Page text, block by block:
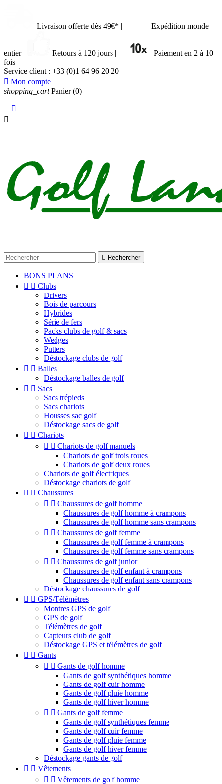
Livraison offerte dès 49€* | Expédition monde
entier | Retours à 120 jours |
Paiement en 2 à 10
fois
Service client : +33 (0)1 64 96 20 20
 Mon compte
shopping_cart Panier (0)


 Rechercher
BONS PLANS
  Clubs
Drivers
Bois de parcours
Hybrides
Série de fers
Packs clubs de golf & sacs
Wedges
Putters
Déstockage clubs de golf
  Balles
Déstockage balles de golf
  Sacs
Sacs trépieds
Sacs chariots
Housses sac golf
Déstockage sacs de golf
  Chariots
  Chariots de golf manuels
Chariots de golf trois roues
Chariots de golf deux roues
Chariots de golf électriques
Déstockage chariots de golf
  Chaussures
  Chaussures de golf homme
Chaussures de golf homme à crampons
Chaussures de golf homme sans crampons
  Chaussures de golf femme
Chaussures de golf femme à crampons
Chaussures de golf femme sans crampons
  Chaussures de golf junior
Chaussures de golf enfant à crampons
Chaussures de golf enfant sans crampons
Déstockage chaussures de golf
  GPS/Télémètres
Montres GPS de golf
GPS de golf
Télémètres de golf
Capteurs club de golf
Déstockage GPS et télémètres de golf
  Gants
  Gants de golf homme
Gants de golf synthétiques homme
Gants de golf cuir homme
Gants de golf pluie homme
Gants de golf hiver homme
  Gants de golf femme
Gants de golf synthétiques femme
Gants de golf cuir femme
Gants de golf pluie femme
Gants de golf hiver femme
Déstockage gants de golf
  Vêtements
  Vêtements de golf homme